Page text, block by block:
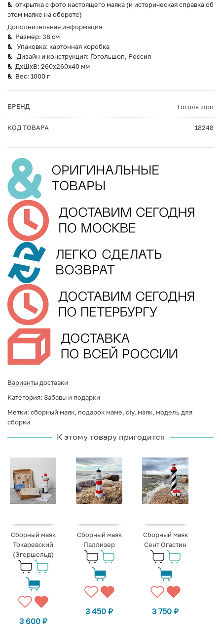
открытка с фото настоящего маяка (и историческая справка об
этом маяке на обороте)
Дополнительная информация
Размер: 38 см
Упаковка: картонная коробка
Дизайн и конструкция: Гогольшоп, Россия
ДxШxВ: 260x260x40 мм
Вес: 1000 г
БРЕНД Гоголь шоп
КОД ТОВАРА 18248
Варианты доставки
Категория: Забавы и подарки
Метки: сборный маяк, подарок маме, diy, маяк, модель для
сборки
К этому товару пригодится
Сборный маяк
Токаревский
(Эгершельд)
3 600 ₽
Сборный маяк
Паллизер
3 450₽
Сборный маяк
Сент Огастин
3 750₽